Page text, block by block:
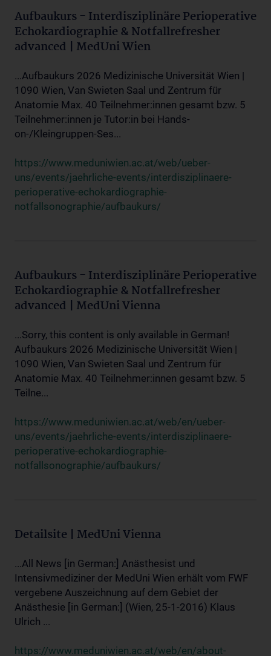
Aufbaukurs - Interdisziplinäre Perioperative
Echokardiographie & Notfallrefresher
advanced | MedUni Wien
...Aufbaukurs 2026 Medizinische Universität Wien |
1090 Wien, Van Swieten Saal und Zentrum für
Anatomie Max. 40 Teilnehmer:innen gesamt bzw. 5
Teilnehmer:innen je Tutor:in bei Hands-
on-/Kleingruppen-Ses...
https://www.meduniwien.ac.at/web/ueber-
uns/events/jaehrliche-events/interdisziplinaere-
perioperative-echokardiographie-
notfallsonographie/aufbaukurs/
Aufbaukurs - Interdisziplinäre Perioperative
Echokardiographie & Notfallrefresher
advanced | MedUni Vienna
...Sorry, this content is only available in German!
Aufbaukurs 2026 Medizinische Universität Wien |
1090 Wien, Van Swieten Saal und Zentrum für
Anatomie Max. 40 Teilnehmer:innen gesamt bzw. 5
Teilne...
https://www.meduniwien.ac.at/web/en/ueber-
uns/events/jaehrliche-events/interdisziplinaere-
perioperative-echokardiographie-
notfallsonographie/aufbaukurs/
Detailsite | MedUni Vienna
...All News [in German:] Anästhesist und
Intensivmediziner der MedUni Wien erhält vom FWF
vergebene Auszeichnung auf dem Gebiet der
Anästhesie [in German:] (Wien, 25-1-2016) Klaus
Ulrich ...
https://www.meduniwien.ac.at/web/en/about-